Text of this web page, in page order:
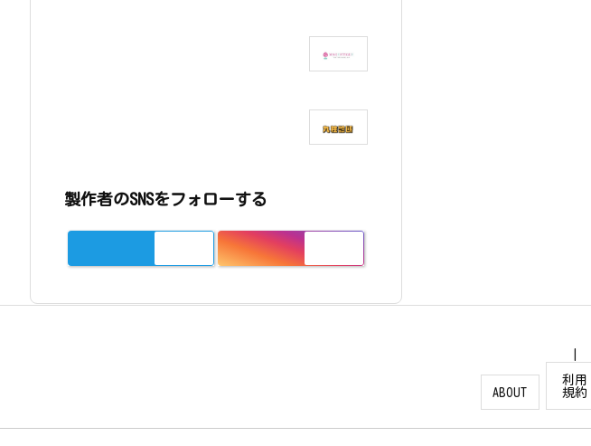
製作者のSNSをフォローする
ABOUT
利用
規約